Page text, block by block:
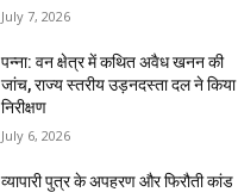
July 7, 2026
पन्ना: वन क्षेत्र में कथित अवैध खनन की
जांच, राज्य स्तरीय उड़नदस्ता दल ने किया
निरीक्षण
July 6, 2026
व्यापारी पुत्र के अपहरण और फिरौती कांड